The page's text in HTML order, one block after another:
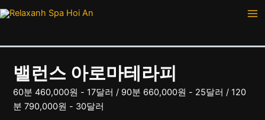
콘
텐
로
밸런스 아로마테라피
60분 460,000원 ​​- 17달러 / 90분 660,000원 ​​- 25달러 / 120
분 790,000원 ​​- 30달러